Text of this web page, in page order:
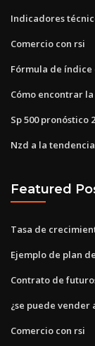
Indicadores
Comercio con rsi
Fórmula de
Cómo encontrar
Sp 500 pronóstico
Nzd a la
Featured
Tasa de
Ejemplo de plan
Contrato de
¿se puede vender
Comercio con rsi